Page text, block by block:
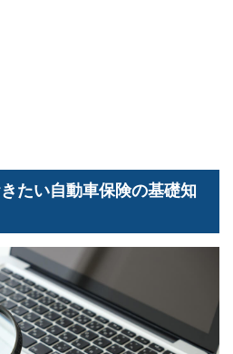
たい自動車保険の基礎知